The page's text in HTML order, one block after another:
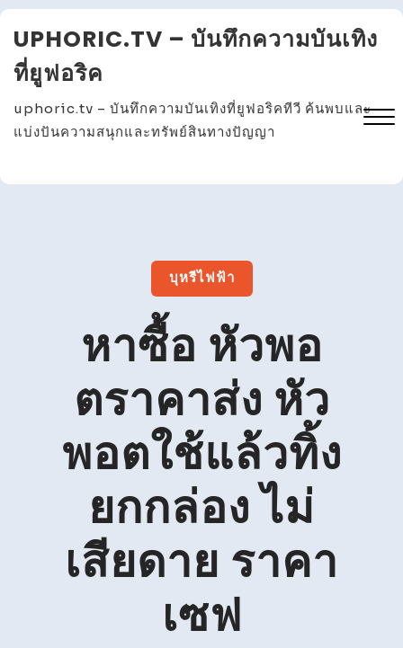
Skip
to
content
UPHORIC.TV – บันทึกความบันเทิง
ที่ยูฟอริค
uphoric.tv – บันทึกความบันเทิงที่ยูฟอริคทีวี ค้นพบและ
แบ่งปันความสนุกและทรัพย์สินทางปัญญา
Close
บุหรีไฟฟ้า
หาซื้อ หัวพอ
ตราคาส่ง หัว
พอตใช้แล้วทิ้ง
ยกกล่อง ไม่
เสียดาย ราคา
เซฟ